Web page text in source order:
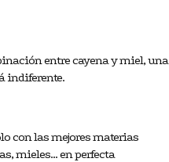
entre cayena y miel, una
indiferente.
con las mejores materias
mieles... en perfecta